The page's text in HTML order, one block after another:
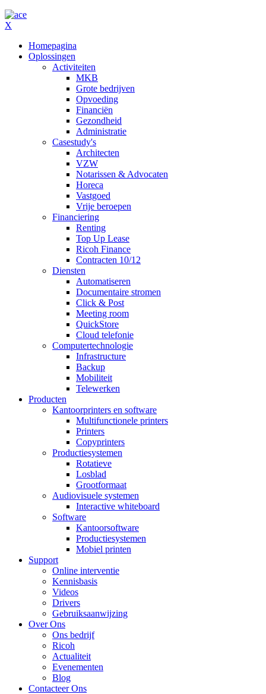
X
Homepagina
Oplossingen
Activiteiten
MKB
Grote bedrijven
Opvoeding
Financiën
Gezondheid
Administratie
Casestudy's
Architecten
VZW
Notarissen & Advocaten
Horeca
Vastgoed
Vrije beroepen
Financiering
Renting
Top Up Lease
Ricoh Finance
Contracten 10/12
Diensten
Automatiseren
Documentaire stromen
Click & Post
Meeting room
QuickStore
Cloud telefonie
Computertechnologie
Infrastructure
Backup
Mobiliteit
Telewerken
Producten
Kantoorprinters en software
Multifunctionele printers
Printers
Copyprinters
Productiesystemen
Rotatieve
Losblad
Grootformaat
Audiovisuele systemen
Interactive whiteboard
Software
Kantoorsoftware
Productiesystemen
Mobiel printen
Support
Online interventie
Kennisbasis
Videos
Drivers
Gebruiksaanwijzing
Over Ons
Ons bedrijf
Ricoh
Actualiteit
Evenementen
Blog
Contacteer Ons